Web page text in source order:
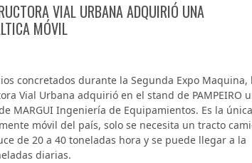
VIAL URBANA ADQUIRIÓ UNA
MÓVIL
concretados durante la Segunda Expo Maquina,
Vial Urbana adquirió en el stand de PAMPEIRO
MARGUI Ingeniería de Equipamientos. Es la única
móvil del país, solo se necesita un tracto
de 20 a 40 toneladas hora y se puede llegar a la
diarias.